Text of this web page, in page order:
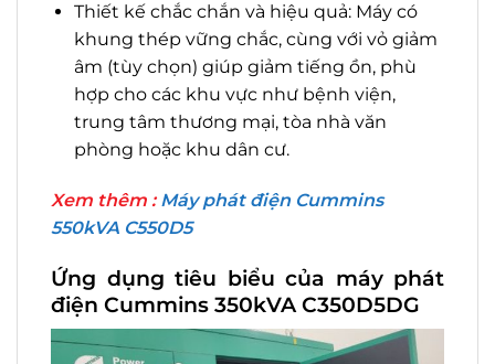
Thiết kế chắc chắn và hiệu quả: Máy có
khung thép vững chắc, cùng với vỏ giảm
âm (tùy chọn) giúp giảm tiếng ồn, phù
hợp cho các khu vực như bệnh viện,
trung tâm thương mại, tòa nhà văn
phòng hoặc khu dân cư.
Xem thêm : Máy phát điện Cummins
550kVA C550D5
Ứng dụng tiêu biểu của máy phát
điện Cummins 350kVA C350D5DG